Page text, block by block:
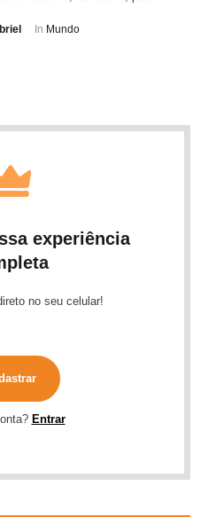
In Mundo
experiência
no seu celular!
Entrar